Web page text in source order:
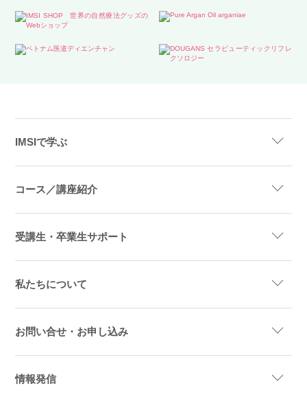
IMSIで学ぶ
コース／講座紹介
受講生・卒業生サポート
私たちについて
お問い合せ・お申し込み
情報発信